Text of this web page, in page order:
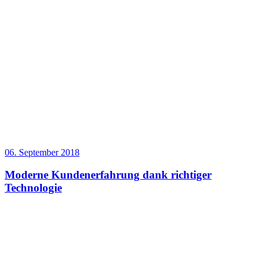
06. September 2018
Moderne Kundenerfahrung dank richtiger
Technologie